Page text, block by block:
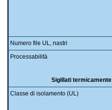
Numero file UL, nastri
Processabilità
Sigillati termicamente
Classe di isolamento (UL)